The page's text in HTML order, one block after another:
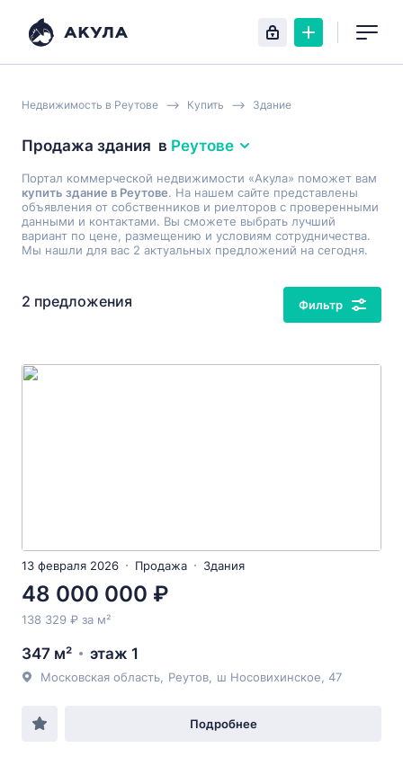
Недвижимость в Реутове Купить Здание
Продажа здания в Реутове
Портал коммерческой недвижимости «Акула» поможет вам
купить здание в Реутове. На нашем сайте представлены
объявления от собственников и риелторов с проверенными
данными и контактами. Вы сможете выбрать лучший
вариант по цене, размещению и условиям сотрудничества.
Мы нашли для вас 2 актуальных предложений на сегодня.
2 предложения Фильтр
13 февраля 2026 Продажа Здания
48 000 000 ₽
138 329 ₽ за м²
347 м² этаж 1
Московская область Реутов ш Носовихинское , 47
Подробнее